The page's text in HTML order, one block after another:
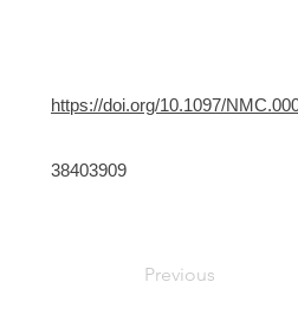
https://doi.org/10.1097/
38403909
Previous